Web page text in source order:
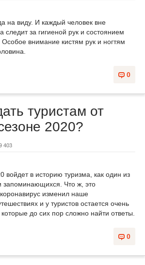
на виду. И каждый человек вне
следит за гигиеной рук и состоянием
Особое внимание кистям рук и ногтям
0
туристам от
2020?
403
войдет в историю туризма, как один из
Что ж, это
коронавирус изменил наше
и у туристов остается очень
до сих пор сложно найти ответы.
0